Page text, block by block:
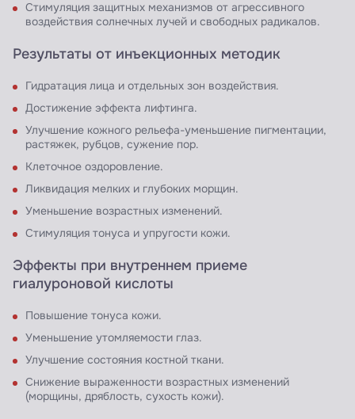
Стимуляция защитных механизмов от агрессивного
воздействия солнечных лучей и свободных радикалов.
Результаты от инъекционных методик
Гидратация лица и отдельных зон воздействия.
Достижение эффекта лифтинга.
Улучшение кожного рельефа-уменьшение пигментации,
растяжек, рубцов, сужение пор.
Клеточное оздоровление.
Ликвидация мелких и глубоких морщин.
Уменьшение возрастных изменений.
Стимуляция тонуса и упругости кожи.
Эффекты при внутреннем приеме
гиалуроновой кислоты
Повышение тонуса кожи.
Уменьшение утомляемости глаз.
Улучшение состояния костной ткани.
Снижение выраженности возрастных изменений
(морщины, дряблость, сухость кожи).